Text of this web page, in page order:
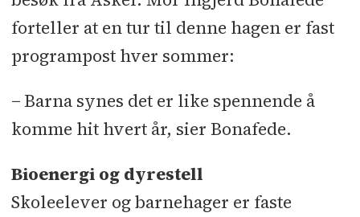
forteller at en tur til denne hagen er fast
programpost hver sommer:
− Barna synes det er like spennende å
komme hit hvert år, sier Bonafede.
Bioenergi og dyrestell
Skoleelever og barnehager er faste